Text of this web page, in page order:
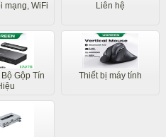
mạng, WiFi Liên hệ
Gộp Tín
Thiết bị máy tính